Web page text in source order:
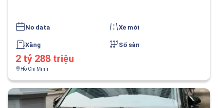
No data Xe mới
Xăng Số sàn
2 tỷ 288 triệu
Hồ Chí Minh